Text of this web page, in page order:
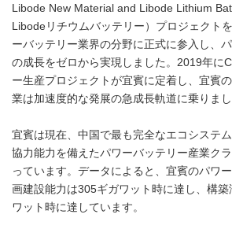
Libode New Material and Libode Lithium
Libodeリチウムバッテリー）プロジェクト
ーバッテリー業界の分野に正式に参入し、
の成長をゼロから実現しました。2019年に
ー生産プロジェクトが宜賓に定着し、宜賓
業は加速度的な発展の急成長軌道に乗りまし
宜賓は現在、中国で最も完全なエコシステ
協力能力を備えたパワーバッテリー産業ク
っています。データによると、宜賓のパワ
画建設能力は305ギガワット時に達し、構
ワット時に達しています。